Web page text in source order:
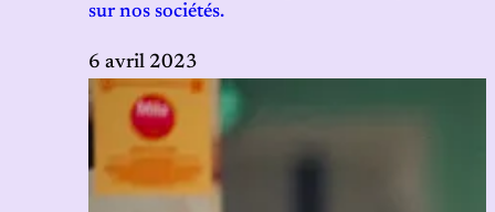
sur nos sociétés.
6 avril 2023